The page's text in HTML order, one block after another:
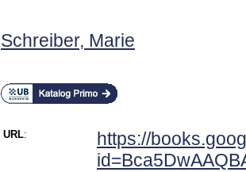
Schreiber, Marie
URL:
https://